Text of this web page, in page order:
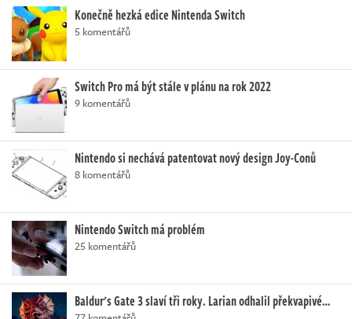
Konečně hezká edice Nintenda Switch
5 komentářů
Switch Pro má být stále v plánu na rok 2022
9 komentářů
Nintendo si nechává patentovat nový design Joy-Conů
8 komentářů
Nintendo Switch má problém
25 komentářů
Baldur's Gate 3 slaví tři roky. Larian odhalil překvapivé…